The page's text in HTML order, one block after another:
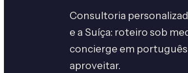
Consultoria
e a Suíça: roteiro sob
concierge em
aproveitar.